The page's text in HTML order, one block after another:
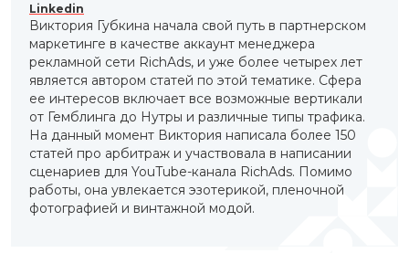
Linkedin
Виктория Губкина начала свой путь в партнерском
маркетинге в качестве аккаунт менеджера
рекламной сети RichAds, и уже более четырех лет
является автором статей по этой тематике. Сфера
ее интересов включает все возможные вертикали
от Гемблинга до Нутры и различные типы трафика.
На данный момент Виктория написала более 150
статей про арбитраж и участвовала в написании
сценариев для YouTube-канала RichAds. Помимо
работы, она увлекается эзотерикой, пленочной
фотографией и винтажной модой.